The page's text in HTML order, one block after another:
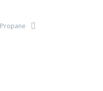
Propane